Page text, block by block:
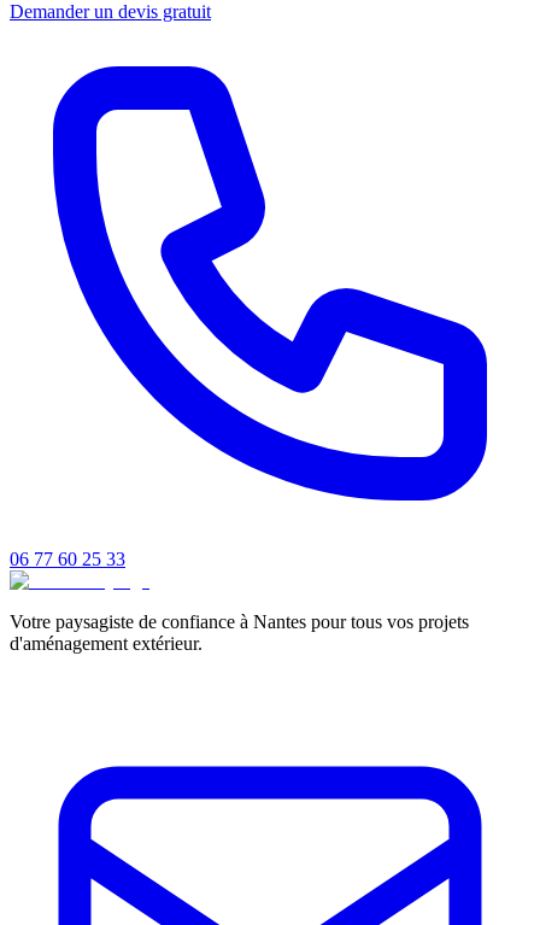
Demander un devis gratuit
06 77 60 25 33
Votre paysagiste de confiance à Nantes pour tous vos projets
d'aménagement extérieur.